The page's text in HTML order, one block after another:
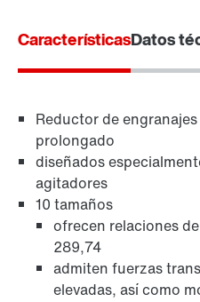
CaracterísticasDatos
Reductor de
prolongado
diseñados
agitadores
10 tamaños
ofrecen relaciones
289,74
admiten fuerzas
elevadas, así como